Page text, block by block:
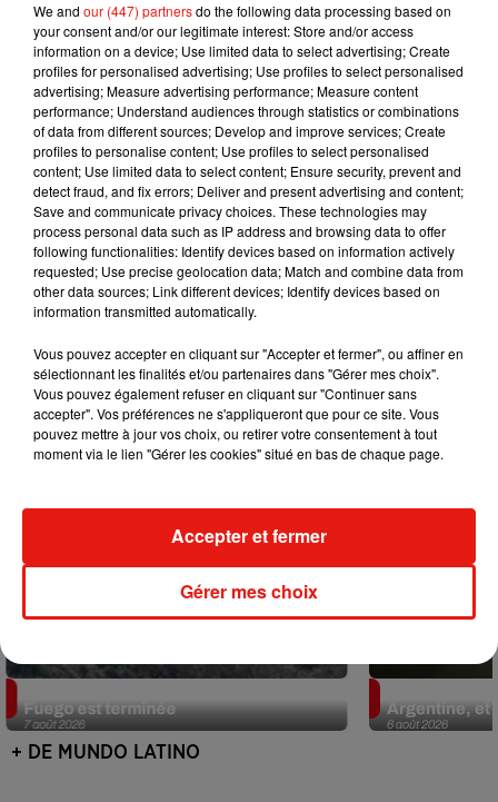
6 août 2026
Karol G dévoile la tracklist de son
nouvel album… avec des invités...
5 août 2026
Benny
Becky G sur
+ DE MUSIQUE
Mundo Latino
7 août 2026
Fuego est terminée
6 août 2026
Argentine, et
+ DE MUNDO LATINO
We and our (447) partnersdo the following data processing based on
your consent and/or our legitimate interest: Store and/or access
information on a device; Use limited data to select advertising; Create
profiles for personalised advertising; Use profiles to select personalised
advertising; Measure advertising performance; Measure content
performance; Understand audiences through statistics or combinations
of data from different sources; Develop and improve services; Create
profiles to personalise content; Use profiles to select personalised
content; Use limited data to select content; Ensure security, prevent and
detect fraud, and fix errors; Deliver and present advertising and content;
Save and communicate privacy choices. These technologies may
process personal data such as IP address and browsing data to offer
following functionalities: Identify devices based on information actively
requested; Use precise geolocation data; Match and combine data from
other data sources; Link different devices; Identify devices based on
information transmitted automatically.
Vous pouvez accepter en cliquant sur "Accepter et fermer", ou affiner en
sélectionnant les finalités et/ou partenaires dans "Gérer mes choix".
Vous pouvez également refuser en cliquant sur "Continuer sans
accepter". Vos préférences ne s'appliqueront que pour ce site. Vous
pouvez mettre à jour vos choix, ou retirer votre consentement à tout
moment via le lien "Gérer les cookies" situé en bas de chaque page.
Gérer mes choix
Accepter et fermer